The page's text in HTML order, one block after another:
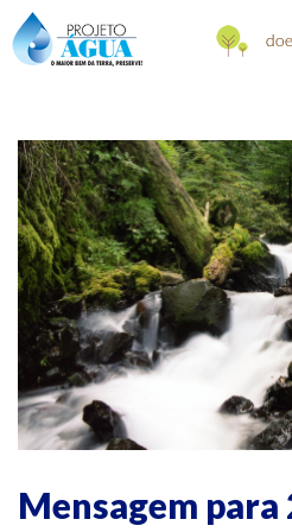
Mensagem para